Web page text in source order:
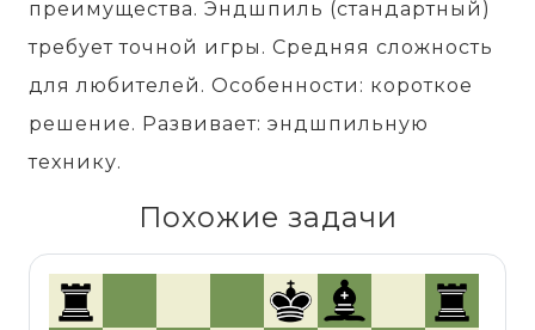
преимущества. Эндшпиль (стандартный)
требует точной игры. Средняя сложность
для любителей. Особенности: короткое
решение. Развивает: эндшпильную
технику.
Похожие задачи